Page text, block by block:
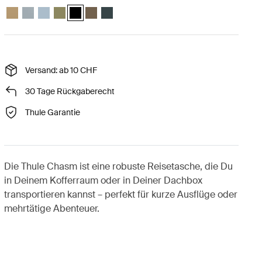
Thule Chasm 40L duffel Sanftes Beige
Thule Chasm 40L duffel Sanftes Blau
Thule Chasm 40L duffel Teichgrau
Thule Chasm 40L duffel Olivgrün
Thule Chasm 40L duffel Schwarz (selected)
Thule Chasm 40L duffel Dunkles Kaki
Thule Chasm 40L duffel Dunkelstes Blau
Versand: ab 10 CHF
30 Tage Rückgaberecht
Thule Garantie
Die Thule Chasm ist eine robuste Reisetasche, die Du
in Deinem Kofferraum oder in Deiner Dachbox
transportieren kannst – perfekt für kurze Ausflüge oder
mehrtätige Abenteuer.